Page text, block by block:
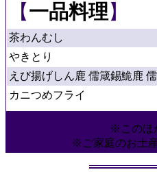
【一品料理】
茶わんむし
やきとり
えび揚げしん鹿 儒箴錫鮠鹿
カニつめフライ
※このほ
※ご家庭のお土